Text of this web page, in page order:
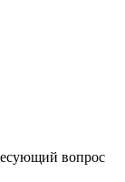
вопрос